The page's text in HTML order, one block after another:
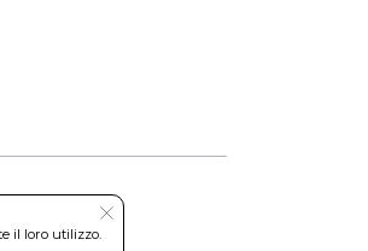
il loro utilizzo.